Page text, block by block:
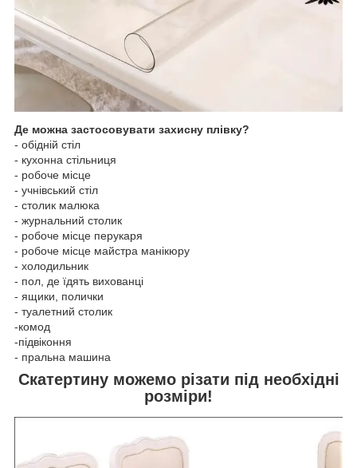
Де можна застосовувати захисну плівку?
- обідній стіл
- кухонна стільниця
- робоче місце
- учнівський стіл
- столик малюка
- журнальний столик
- робоче місце перукаря
- робоче місце майстра манікюру
- холодильник
- пол, де їдять вихованці
- ящики, полички
- туалетний столик
-комод
-підвіконня
- пральна машина
Скатертину можемо різати під необхідні
розміри!